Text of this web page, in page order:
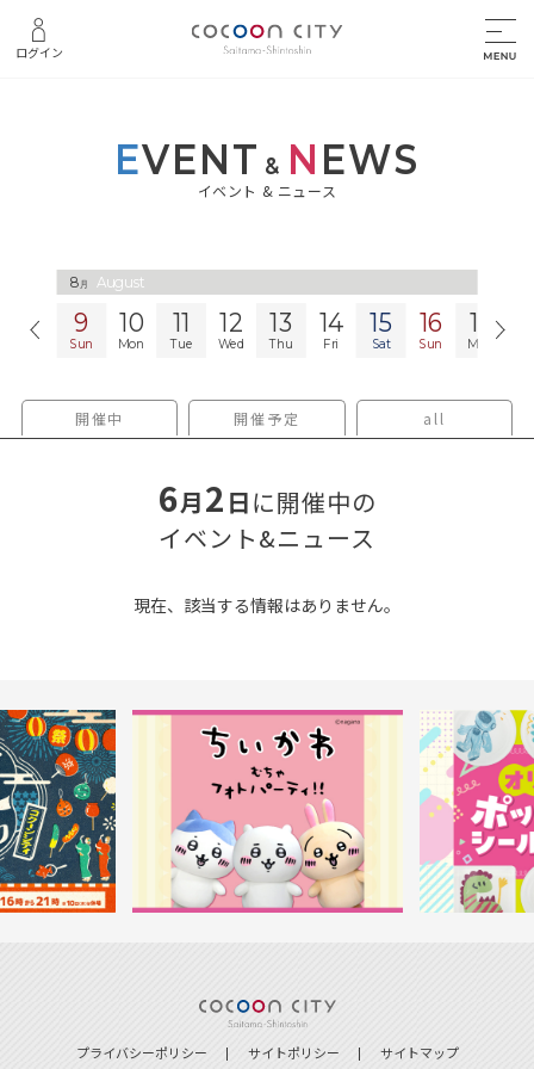
ログイン
EVENT & NEWS
イベント & ニュース
8 月 August
8 月 August
9
Sun
10
Mon
11
Tue
12
Wed
13
Thu
14
Fri
15
Sat
16
Sun
17
Mon
開催中 開催予定 all
6月2 日に開催中の
イベント&ニュース
現在、該当する情報はありません。
プライバシーポリシー サイトポリシー サイトマップ